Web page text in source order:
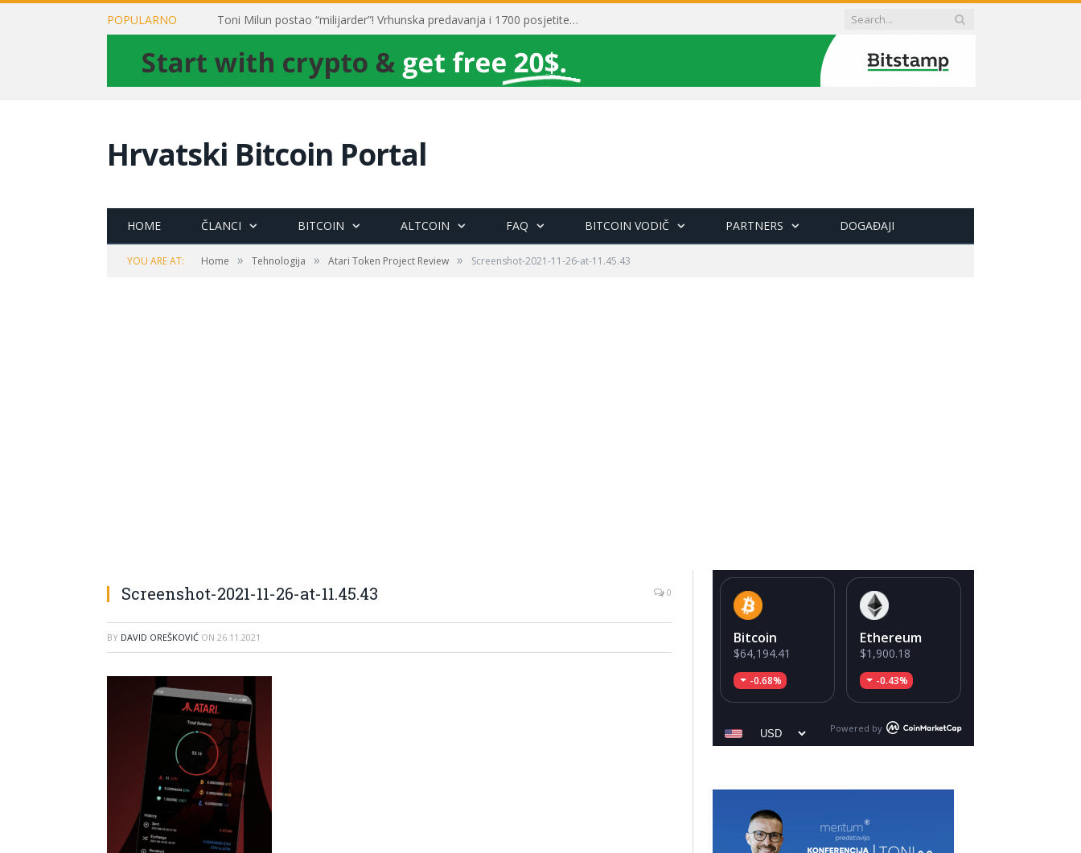
POPULARNO Toni Milun postao “milijarder”! Vrhunska predavanja i 1700 posjetitelja obilježili su mjesec financijske pismenosti
Hrvatski Bitcoin Portal
HOME ČLANCI BITCOIN ALTCOIN FAQ BITCOIN VODIČ PARTNERS DOGAĐAJI
YOU ARE AT: Home » Tehnologija » Atari Token Project Review » Screenshot-2021-11-26-at-11.45.43
Screenshot-2021-11-26-at-11.45.43 0
BY DAVID OREŠKOVIĆ ON 26.11.2021 Bitcoin
$64,194.41
-0.68%
Ethereum
$1,900.18
-0.43%
Powered by